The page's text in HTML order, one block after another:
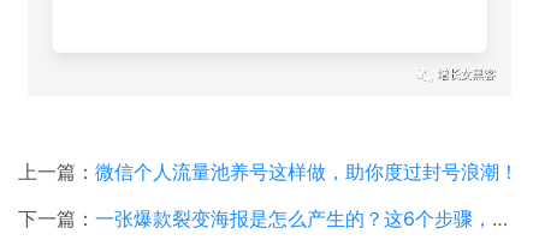
上一篇： 微信个人流量池养号这样做，助你度过封号浪潮！
下一篇： 一张爆款裂变海报是怎么产生的？这6个步骤，缺一不可！